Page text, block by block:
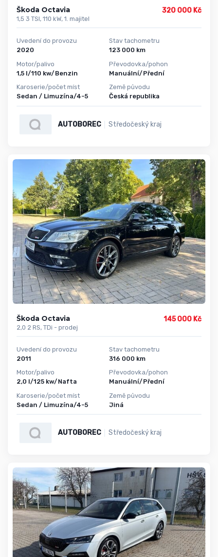
Škoda Octavia
1,5 3 TSI, 110 kW, 1. majitel
320 000 Kč
Uvedení do provozu
2020
Motor/palivo
1,5 l/110 kw/Benzin
Karoserie/počet míst
Sedan / Limuzína/4-5
Stav tachometru
123 000 km
Převodovka/pohon
Manuální/Přední
Země původu
Česká republika
AUTOBOREC Středočeský kraj
Škoda Octavia
2,0 2 RS, TDi - prodej
145 000 Kč
Uvedení do provozu
2011
Motor/palivo
2,0 l/125 kw/Nafta
Karoserie/počet míst
Sedan / Limuzína/4-5
Stav tachometru
316 000 km
Převodovka/pohon
Manuální/Přední
Země původu
Jiná
AUTOBOREC Středočeský kraj